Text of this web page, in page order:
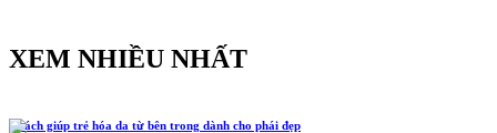
XEM NHIỀU NHẤT
5 cách giúp trẻ hóa da từ bên trong dành cho phái đẹp